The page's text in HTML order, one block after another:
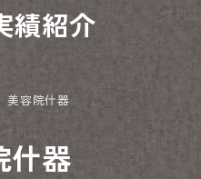
績紹介
美容院什器
什器